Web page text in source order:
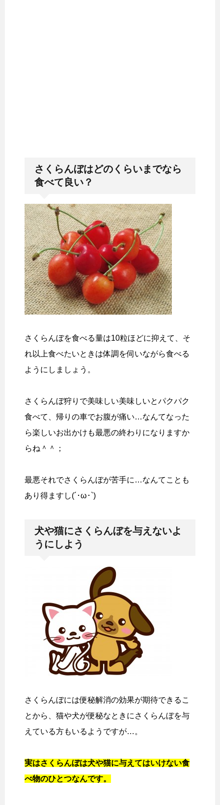
さくらんぼはどのくらいまでなら
食べて良い？
さくらんぼを食べる量は10粒ほどに抑えて、そ
れ以上食べたいときは体調を伺いながら食べる
ようにしましょう。
さくらんぼ狩りで美味しい美味しいとパクパク
食べて、帰りの車でお腹が痛い…なんてなった
ら楽しいお出かけも最悪の終わりになりますか
らね＾＾；
最悪それでさくらんぼが苦手に…なんてことも
あり得ますし(´･ω･`)
犬や猫にさくらんぼを与えないよ
うにしよう
さくらんぼには便秘解消の効果が期待できるこ
とから、猫や犬が便秘なときにさくらんぼを与
えている方もいるようですが…。
実はさくらんぼは犬や猫に与えてはいけない食
べ物のひとつなんです。